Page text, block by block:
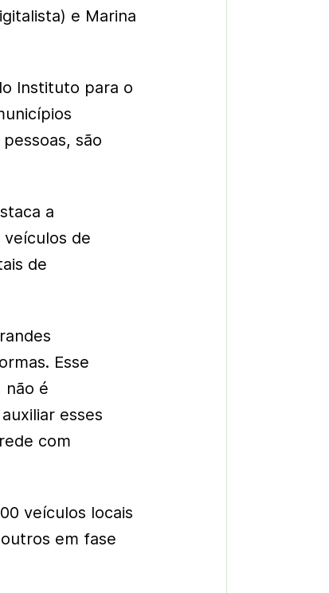
e Marina
Instituto para o
são
a
veículos de
de
Esse
não é
esses
com
veículos locais
em fase